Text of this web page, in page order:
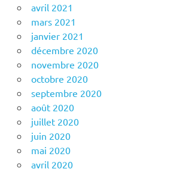
avril 2021
mars 2021
janvier 2021
décembre 2020
novembre 2020
octobre 2020
septembre 2020
août 2020
juillet 2020
juin 2020
mai 2020
avril 2020